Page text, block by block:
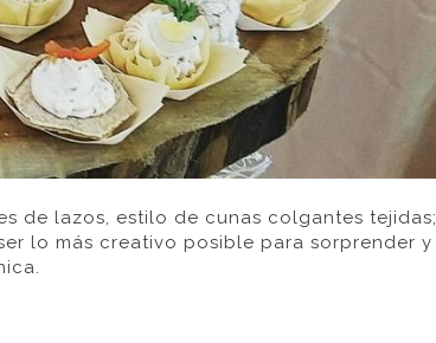
de lazos, estilo de cunas colgantes tejidas;
lo más creativo posible para sorprender y